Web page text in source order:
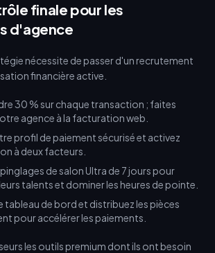
finale pour les
d'agence
nécessite de passer d'un recrutement
financière active.
30 % sur chaque transaction ; faites
agence à la facturation web.
profil de paiement sécurisé et activez
à deux facteurs.
de salon Ultra de 7 jours pour
talents et dominer les heures de pointe.
tableau de bord et distribuez les pièces
pour accélérer les paiements.
les outils premium dont ils ont besoin